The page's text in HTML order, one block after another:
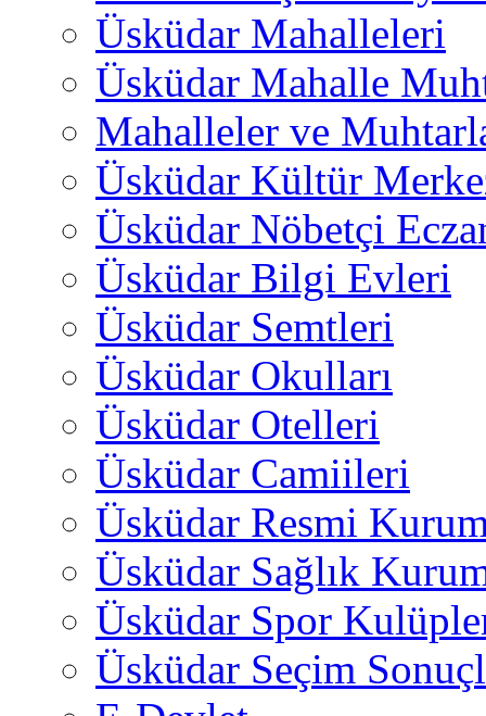
Üsküdar Mahalleleri
Üsküdar Mahalle
Mahalleler ve
Üsküdar Kültür
Üsküdar Nöbetçi
Üsküdar Bilgi Evleri
Üsküdar Semtleri
Üsküdar Okulları
Üsküdar Otelleri
Üsküdar Camiileri
Üsküdar Resmi
Üsküdar Sağlık
Üsküdar Spor
Üsküdar Seçim